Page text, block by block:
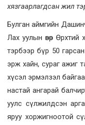
хязгаарлагдсан жил
Булган аймгийн
Лах уулын өвөр Өрхтий
тэрбээр бүр 50
эрж хайн, сураг ажиг
хүсэл эрмэлзэл
настай ангарай
уулс сүлжилдсэн
яруу хоржигноотой